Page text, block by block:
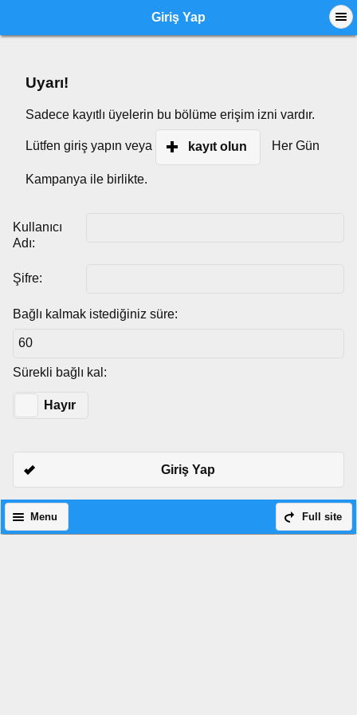
Giriş Yap
Uyarı!
Sadece kayıtlı üyelerin bu bölüme erişim izni vardır.
Lütfen giriş yapın veya kayıt olun Her Gün
Kampanya ile birlikte.
Kullanıcı
Adı:
Şifre:
Bağlı kalmak istediğiniz süre:
Sürekli bağlı kal:
Hayır
Giriş Yap
Full site
Menu